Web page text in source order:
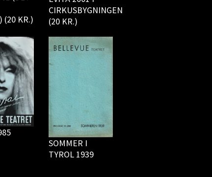
(20 KR.)
CIRKUSBYGNINGEN
(20 KR.)
SOMMER I
TYROL 1939